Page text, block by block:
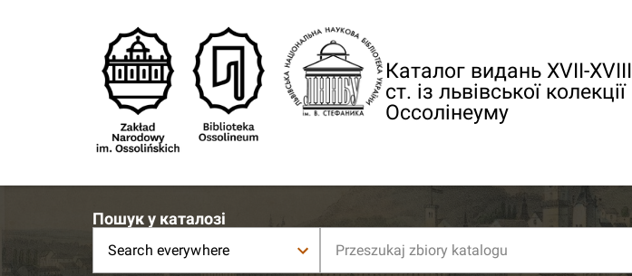
Каталог видань XVII-XVIII
ст. із львівської колекції
Оссолінеуму
Пошук у каталозі
Search everywhere